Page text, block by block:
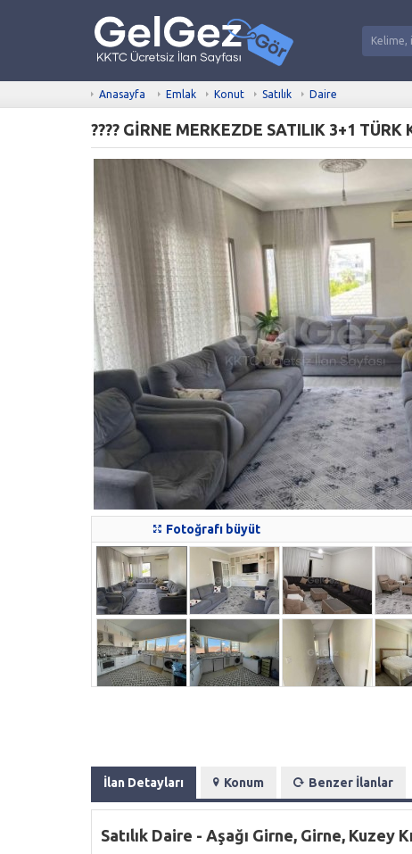
Anasayfa Emlak Konut Satılık Daire
???? GİRNE MERKEZDE SATILIK 3+1 TÜRK
Fotoğrafı büyüt
İlan Detayları Konum Benzer İlanlar
Satılık Daire - Aşağı Girne, Girne, Kuzey